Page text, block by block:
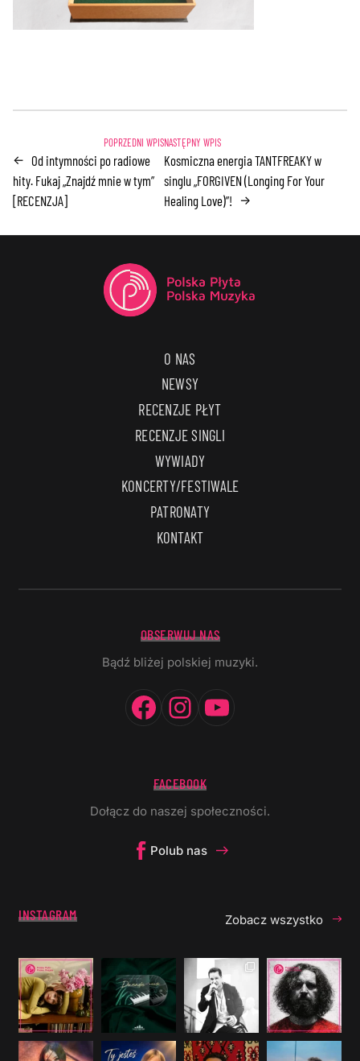
← Od intymności po radiowe
hity. Fukaj „Znajdź mnie w tym”
[RECENZJA]
Kosmiczna energia TANTFREAKY w
singlu „FORGIVEN (Longing For Your
Healing Love)”! →
O NAS
NEWSY
RECENZJE PŁYT
RECENZJE SINGLI
WYWIADY
KONCERTY/FESTIWALE
PATRONATY
KONTAKT
OBSERWUJ NAS
Bądź bliżej polskiej muzyki.
Facebook
Instagram
FACEBOOK
Dołącz do naszej społeczności.
Polub nas
INSTAGRAM Zobacz wszystko